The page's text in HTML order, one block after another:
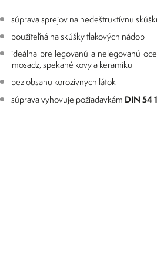
súprava sprejov na nedeštruktívnu
použiteľná na skúšky tlakových nádob
ideálna pre legovanú a nelegovanú
mosadz, spekané kovy a keramiku
bez obsahu korozívnych látok
súprava vyhovuje požiadavkám DIN 54